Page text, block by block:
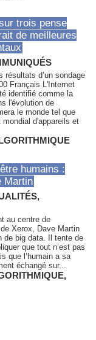
trois pense
de meilleures
résultats d’un sondage
Français L'Internet
identifié comme la
l'évolution de
le monde tel que
d'appareils et
humains :
Martin
au centre de
Xerox, Dave Martin
de big data. Il tente de
que tout n’est pas
que l’humain a sa
échangé sur...
,